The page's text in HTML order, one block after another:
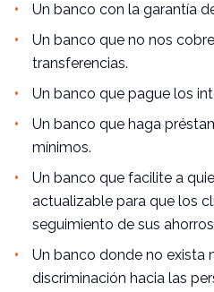
Un banco con la garantía
Un banco que no nos
transferencias.
Un banco que pague los
Un banco que haga
mínimos.
Un banco que facilite a
actualizable para que los
seguimiento de sus
Un banco donde no exista
discriminación hacia las